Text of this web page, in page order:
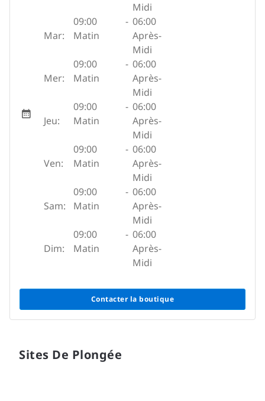
Midi
Mar:
09:00
Matin
- 06:00
Après-
Midi
Mer:
09:00
Matin
- 06:00
Après-
Midi
Jeu:
09:00
Matin
- 06:00
Après-
Midi
Ven:
09:00
Matin
- 06:00
Après-
Midi
Sam:
09:00
Matin
- 06:00
Après-
Midi
Dim:
09:00
Matin
- 06:00
Après-
Midi
Contacter la boutique
Sites De Plongée